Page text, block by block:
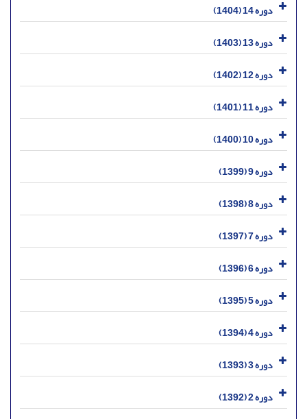
دوره 14 (1404)
دوره 13 (1403)
دوره 12 (1402)
دوره 11 (1401)
دوره 10 (1400)
دوره 9 (1399)
دوره 8 (1398)
دوره 7 (1397)
دوره 6 (1396)
دوره 5 (1395)
دوره 4 (1394)
دوره 3 (1393)
دوره 2 (1392)